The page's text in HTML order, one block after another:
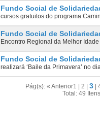
Fundo Social de
cursos gratuitos do programa
Fundo Social de
Encontro Regional da Melhor
Fundo Social de
realizará ‘Baile da Primavera’ no
Pág(s): « Anterior1 2 3|
Total: 49 Itens